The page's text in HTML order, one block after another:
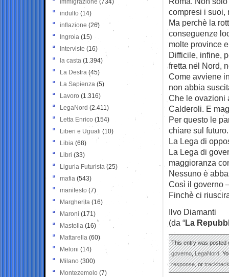
compresi i suoi,
Ma perchè la
conseguenze
molte province
Difficile, infine,
fretta nel Nord,
Come avviene
non abbia
Che le ovazioni
Calderoli. E
Per questo le
chiare sul futuro.
La Lega di
La Lega di
maggioranza
Nessuno è
Così il governo
Finchè ci
Ilvo Diamanti
(da “La
This entry was posted
governo,LegaNord.
response, ortrackback
Immigrazione (734)
indulto (14)
inflazione (26)
Ingroia (15)
Interviste (16)
la casta (1.394)
La Destra (45)
La Sapienza (5)
Lavoro (1.316)
LegaNord (2.411)
Letta Enrico (154)
Liberi e Uguali (10)
Libia (68)
Libri (33)
Liguria Futurista (25)
mafia (543)
manifesto (7)
Margherita (16)
Maroni (171)
Mastella (16)
Mattarella (60)
Meloni (14)
Milano (300)
Montezemolo (7)